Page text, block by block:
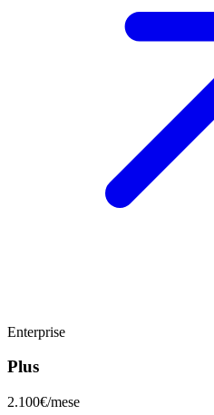
Enterprise
Plus
2.100€/mese